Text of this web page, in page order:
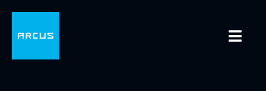
springen